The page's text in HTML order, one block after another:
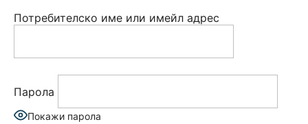
Потребителско име или имейл адрес
Парола
Покажи парола